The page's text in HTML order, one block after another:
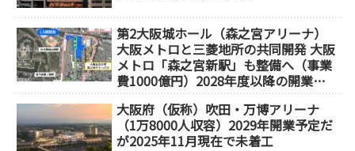
第2大阪城ホール（森之宮アリーナ）
大阪メトロと三菱地所の共同開発 大阪
メトロ「森之宮新駅」も整備へ（事業
費1000億円）2028年度以降の開業
大阪府（仮称）吹田・万博アリーナ
（1万8000人収容）2029年開業予定だ
が2025年11月現在で未着工